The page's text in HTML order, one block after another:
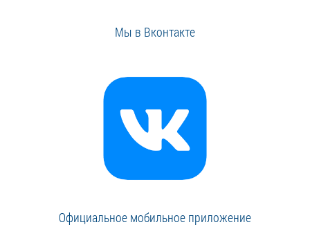
Мы в Вконтакте
Официальное мобильное приложение